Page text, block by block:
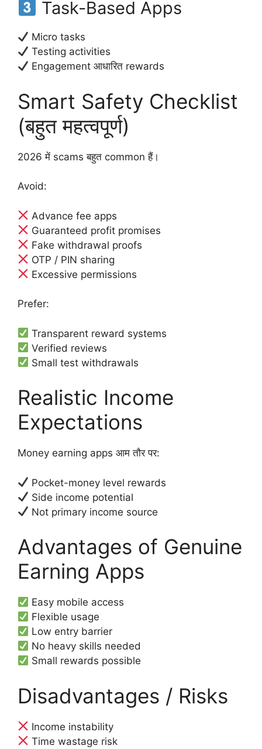
Task-Based Apps
Micro tasks
Testing activities
Engagement आधारित rewards
Smart Safety Checklist
(बहुत महत्वपूर्ण)
2026 में scams बहुत common हैं।
Avoid:
Advance fee apps
Guaranteed profit promises
Fake withdrawal proofs
OTP / PIN sharing
Excessive permissions
Prefer:
Transparent reward systems
Verified reviews
Small test withdrawals
Realistic Income
Expectations
Money earning apps आम तौर पर:
Pocket-money level rewards
Side income potential
Not primary income source
Advantages of Genuine
Earning Apps
Easy mobile access
Flexible usage
Low entry barrier
No heavy skills needed
Small rewards possible
Disadvantages / Risks
Income instability
Time wastage risk